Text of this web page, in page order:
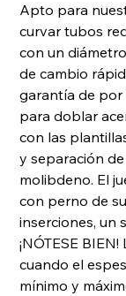
Apto para
curvar tubos
con un
de cambio
garantía de por
para doblar
con las
y separación
molibdeno. El
con perno de
inserciones, un
¡NÓTESE
cuando el
mínimo y